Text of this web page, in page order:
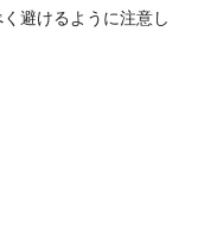
避けるように注意し